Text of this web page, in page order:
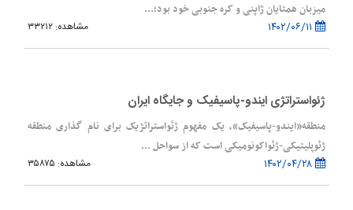
میزبان همتایان ژاپنی و کره جنوبی خود بود؛...
مشاهده: ۳۳۲۱۲
ژئواستراتژی ایندو-پاسیفیک و جایگاه ایران
منطقه«ایندو-پاسیفیک»، یک مفهوم ژئواستراتژیک برای نام گذاری منطقه
ژئوپلیتیکی-ژئواکونومیکی است که از سواحل ...
مشاهده: ۳۵۸۷۵